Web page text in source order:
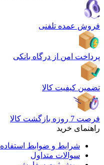
فروش عمده تلفنی
پرداخت امن از درگاه بانکی
تضمین کیفیت کالا
فرصت 7 روزه بازگشت کالا
راهنمای خرید
شرایط و ضوابط استفاده
سوالات متداول